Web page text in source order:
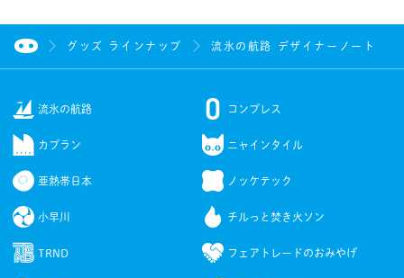
グッズ ラインナップ 流氷の航路 デザイナーノート
流氷の航路 コンプレス
カブラン ニャインタイル
亜熱帯日本 ノッケテック
小早川 チルっと焚き火ソン
TRND フェアトレードのおみやげ